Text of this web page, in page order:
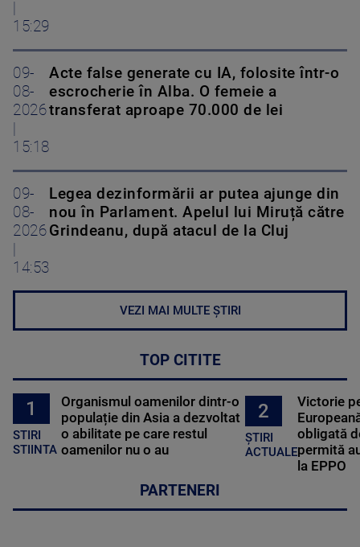
15:29
09-
08-
2026
15:18
Acte false generate cu IA, folosite într-o
escrocherie în Alba. O femeie a
transferat aproape 70.000 de lei
09-
08-
2026
14:53
Legea dezinformării ar putea ajunge din
nou în Parlament. Apelul lui Miruță către
Grindeanu, după atacul de la Cluj
VEZI MAI MULTE ȘTIRI
TOP CITITE
1
STIRI
STIINTA
Organismul oamenilor dintr-o
populație din Asia a dezvoltat
o abilitate pe care restul
oamenilor nu o au
2
ȘTIRI
ACTUALE
Victorie
obligată
permită
la EPPO
PARTENERI